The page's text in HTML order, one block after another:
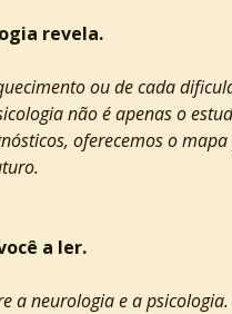
revela.
ou de cada
não é apenas o
oferecemos o
a ler.